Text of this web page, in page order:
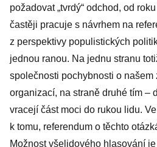
požadovat „tvrdý“ odchod, od
častěji pracuje s návrhem na
z perspektivy populistických
jednou ranou. Na jednu stranu
společnosti pochybnosti o našem
organizací, na straně druhé tím –
vracejí část moci do rukou lidu.
k tomu, referendum o těchto
Možnost všelidového hlasování